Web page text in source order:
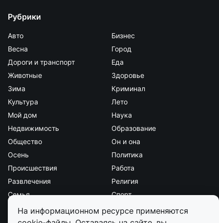
На информационном ресурсе применяются
Рубрики
Авто
Бизнес
Весна
Город
Дороги и транспорт
Еда
Животные
Здоровье
Зима
Криминал
Культура
Лето
Мой дом
Наука
Недвижимость
Образование
Общество
Он и она
Осень
Политика
Происшествия
Работа
Развлечения
Религия
Семья
Спорт
Стиль и красота
Страна и мир
Экология
Экономика